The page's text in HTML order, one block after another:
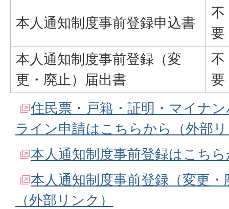
本人通知制度事前登録申込書
不
要
本人通知制度事前登録（変
更・廃止）届出書
不
要
住民票・戸籍・証明・マイナ
ライン申請はこちらから（外部
本人通知制度事前登録はこち
本人通知制度事前登録（変更
（外部リンク）